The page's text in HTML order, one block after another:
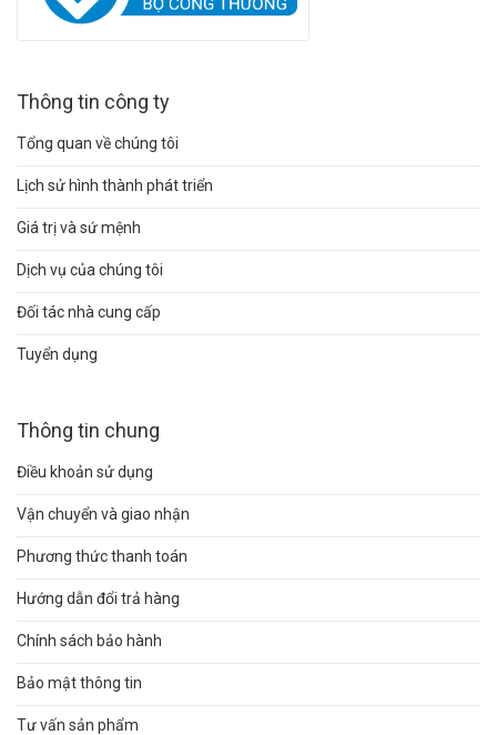
Thông tin công ty
Tổng quan về chúng tôi
Lịch sử hình thành phát triển
Giá trị và sứ mệnh
Dịch vụ của chúng tôi
Đối tác nhà cung cấp
Tuyển dụng
Thông tin chung
Điều khoản sử dụng
Vận chuyển và giao nhận
Phương thức thanh toán
Hướng dẫn đổi trả hàng
Chính sách bảo hành
Bảo mật thông tin
Tư vấn sản phẩm